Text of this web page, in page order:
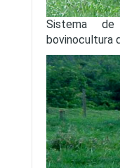
Sistema
bovinocultura